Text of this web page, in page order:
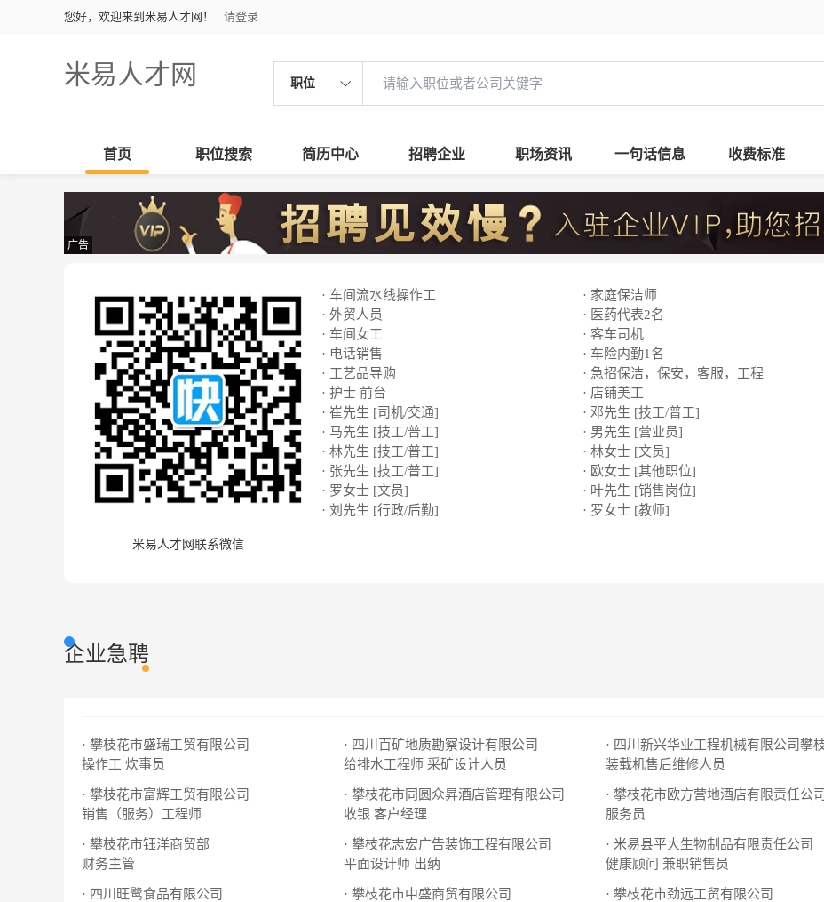
您好，欢迎来到米易人才网！ 请登录
米易人才网 职位
首页 职位搜索 简历中心 招聘企业 职场资讯 一句话信息 收费标准
广告
米易人才网联系微信
· 车间流水线操作工
· 家庭保洁师
· 外贸人员
· 医药代表2名
· 车间女工
· 客车司机
· 电话销售
· 车险内勤1名
· 工艺品导购
· 急招保洁，保安，客服，工程
· 护士 前台
· 店铺美工
· 崔先生 [司机/交通]
· 邓先生 [技工/普工]
· 马先生 [技工/普工]
· 男先生 [营业员]
· 林先生 [技工/普工]
· 林女士 [文员]
· 张先生 [技工/普工]
· 欧女士 [其他职位]
· 罗女士 [文员]
· 叶先生 [销售岗位]
· 刘先生 [行政/后勤]
· 罗女士 [教师]
企业急聘
· 攀枝花市盛瑞工贸有限公司
操作工 炊事员
· 四川百矿地质勘察设计有限公司
给排水工程师 采矿设计人员 装载机售后维修人员
· 攀枝花市富辉工贸有限公司
销售（服务）工程师
· 攀枝花市同圆众昇酒店管理有限公司
收银 客户经理
· 攀枝花市欧方营地酒店有限责任公司
服务员
· 攀枝花市钰洋商贸部
财务主管
· 攀枝花志宏广告装饰工程有限公司
平面设计师 出纳
· 米易县平大生物制品有限责任公司
健康顾问 兼职销售员
· 四川旺鹭食品有限公司
· 攀枝花市中盛商贸有限公司
· 攀枝花市劲远工贸有限公司